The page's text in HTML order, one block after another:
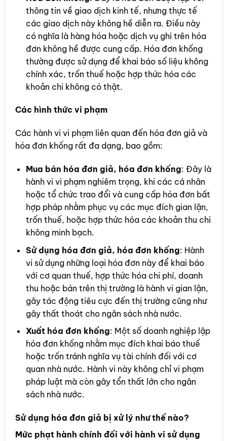
thông tin về giao dịch kinh tế, nhưng thực tế
các giao dịch này không hề diễn ra. Điều này
có nghĩa là hàng hóa hoặc dịch vụ ghi trên hóa
đơn không hề được cung cấp. Hóa đơn khống
thường được sử dụng để khai báo số liệu không
chính xác, trốn thuế hoặc hợp thức hóa các
khoản chi không có thật.
Các hình thức vi phạm
Các hành vi vi phạm liên quan đến hóa đơn giả và
hóa đơn khống rất đa dạng, bao gồm:
Mua bán hóa đơn giả, hóa đơn khống: Đây là
hành vi vi phạm nghiêm trọng, khi các cá nhân
hoặc tổ chức trao đổi và cung cấp hóa đơn bất
hợp pháp nhằm phục vụ các mục đích gian lận,
trốn thuế, hoặc hợp thức hóa các khoản thu chi
không minh bạch.
Sử dụng hóa đơn giả, hóa đơn khống: Hành
vi sử dụng những loại hóa đơn này để khai báo
với cơ quan thuế, hợp thức hóa chi phí, doanh
thu hoặc bán trên thị trường là hành vi gian lận,
gây tác động tiêu cực đến thị trường cũng như
gây thất thoát cho ngân sách nhà nước.
Xuất hóa đơn khống: Một số doanh nghiệp lập
hóa đơn khống nhằm mục đích khai báo thuế
hoặc trốn tránh nghĩa vụ tài chính đối với cơ
quan nhà nước. Hành vi này không chỉ vi phạm
pháp luật mà còn gây tổn thất lớn cho ngân
sách nhà nước.
Sử dụng hóa đơn giả bị xử lý như thế nào?
Mức phạt hành chính đối với hành vi sử dụng